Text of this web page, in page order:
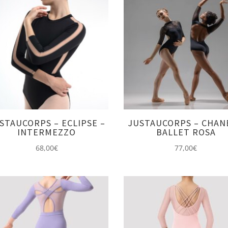
– ECLIPSE –
INTERMEZZO
68,00€
JUSTAUCORPS –
BALLET ROSA
77,00€